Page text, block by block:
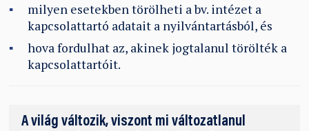
milyen esetekben törölheti a bv. intézet a
kapcsolattartó adatait a nyilvántartásból, és
hova fordulhat az, akinek jogtalanul törölték a
kapcsolattartóit.
A világ változik, viszont mi változatlanul